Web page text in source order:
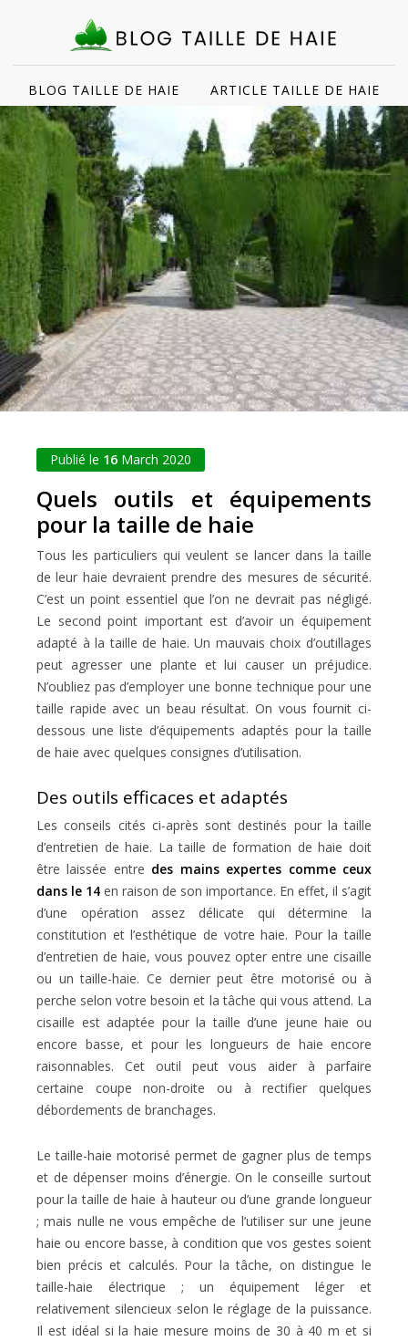
BLOG TAILLE DE HAIE ARTICLE TAILLE DE HAIE
Publié le 16 March 2020
Quels outils et équipements
pour la taille de haie
Tous les particuliers qui veulent se lancer dans la taille
de leur haie devraient prendre des mesures de sécurité.
C’est un point essentiel que l’on ne devrait pas négligé.
Le second point important est d’avoir un équipement
adapté à la taille de haie. Un mauvais choix d’outillages
peut agresser une plante et lui causer un préjudice.
N’oubliez pas d’employer une bonne technique pour une
taille rapide avec un beau résultat. On vous fournit ci-
dessous une liste d’équipements adaptés pour la taille
de haie avec quelques consignes d’utilisation.
Des outils efficaces et adaptés
Les conseils cités ci-après sont destinés pour la taille
d’entretien de haie. La taille de formation de haie doit
être laissée entre des mains expertes comme ceux
dans le 14 en raison de son importance. En effet, il s’agit
d’une opération assez délicate qui détermine la
constitution et l’esthétique de votre haie. Pour la taille
d’entretien de haie, vous pouvez opter entre une cisaille
ou un taille-haie. Ce dernier peut être motorisé ou à
perche selon votre besoin et la tâche qui vous attend. La
cisaille est adaptée pour la taille d’une jeune haie ou
encore basse, et pour les longueurs de haie encore
raisonnables. Cet outil peut vous aider à parfaire
certaine coupe non-droite ou à rectifier quelques
débordements de branchages.
Le taille-haie motorisé permet de gagner plus de temps
et de dépenser moins d’énergie. On le conseille surtout
pour la taille de haie à hauteur ou d’une grande longueur
; mais nulle ne vous empêche de l’utiliser sur une jeune
haie ou encore basse, à condition que vos gestes soient
bien précis et calculés. Pour la tâche, on distingue le
taille-haie électrique ; un équipement léger et
relativement silencieux selon le réglage de la puissance.
Il est idéal si la haie mesure moins de 30 à 40 m et si